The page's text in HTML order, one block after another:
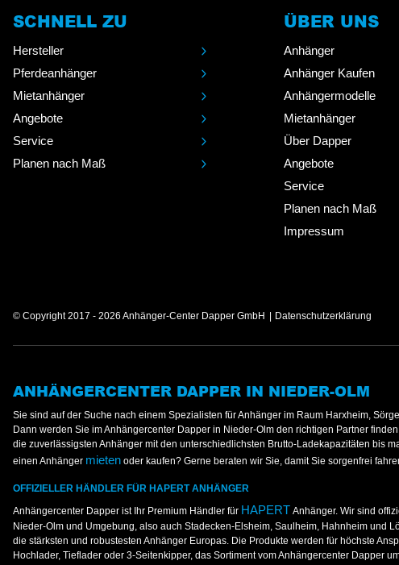
SCHNELL ZU
Hersteller
Pferdeanhänger
Mietanhänger
Angebote
Service
Planen nach Maß
ÜBER UNS
Anhänger
Anhänger Kaufen
Anhängermodelle
Mietanhänger
Über Dapper
Angebote
Service
Planen nach Maß
Impressum
© Copyright 2017 - 2026 Anhänger-Center Dapper GmbH Datenschutzerklärung
ANHÄNGERCENTER DAPPER IN NIEDER-OLM
Sie sind auf der Suche nach einem Spezialisten für Anhänger im Raum Harxheim,
Dann werden Sie im Anhängercenter Dapper in Nieder-Olm den richtigen Partner
die zuverlässigsten Anhänger mit den unterschiedlichsten Brutto-Ladekapazitäten bis
einen Anhänger mieten oder kaufen? Gerne beraten wir Sie, damit Sie sorgenfrei
OFFIZIELLER HÄNDLER FÜR HAPERT ANHÄNGER
Anhängercenter Dapper ist Ihr Premium Händler für HAPERT Anhänger. Wir sind
Nieder-Olm und Umgebung, also auch Stadecken-Elsheim, Saulheim, Hahnheim und
die stärksten und robustesten Anhänger Europas. Die Produkte werden für höchste
Hochlader, Tieflader oder 3-Seitenkipper, das Sortiment vom Anhängercenter Dapper